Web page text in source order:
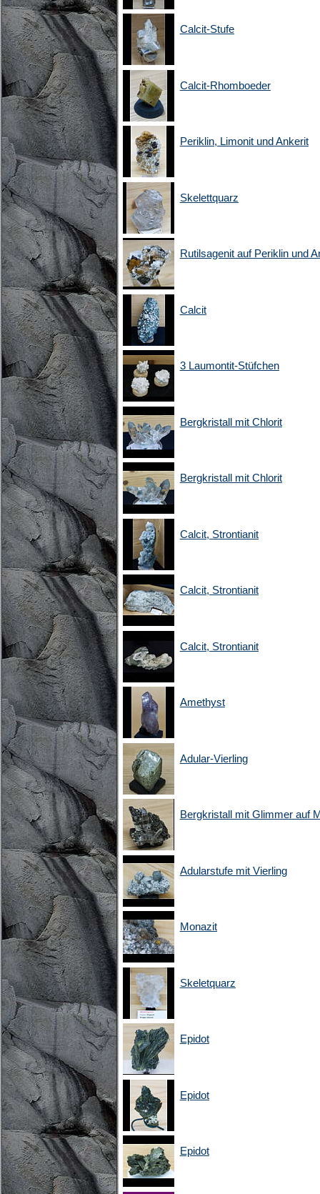
Calcit-Stufe
Calcit-Rhomboeder
Periklin, Limonit und Ankerit
Skelettquarz
Rutilsagenit auf Periklin und
Calcit
3 Laumontit-Stüfchen
Bergkristall mit Chlorit
Bergkristall mit Chlorit
Calcit, Strontianit
Calcit, Strontianit
Calcit, Strontianit
Amethyst
Adular-Vierling
Bergkristall mit Glimmer auf
Adularstufe mit Vierling
Monazit
Skeletquarz
Epidot
Epidot
Epidot